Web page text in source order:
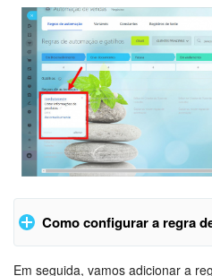
Market (Aplicativos)
Assinatura
Configurações
Widget de colaborador
Bitrix24 On-premise
Obter informação do item do
Gerar código
Obter informações da tarefa
Obter informação do item da
Obter informações do
Como configurar a regra
Em seguida, vamos adicionar a